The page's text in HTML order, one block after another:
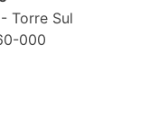
Torre Sul
000